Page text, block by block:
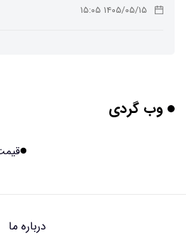
۱۴۰۵/۰۵/۱۵ ۱۵:۰۵
برنج فضایی چین به مرحله برداشت رسید
وب گردی
درباره ما